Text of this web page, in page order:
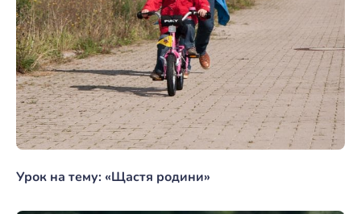
Урок на тему: «Щастя родини»